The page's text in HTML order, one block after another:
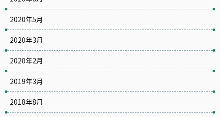
2020年5月
2020年3月
2020年2月
2019年3月
2018年8月